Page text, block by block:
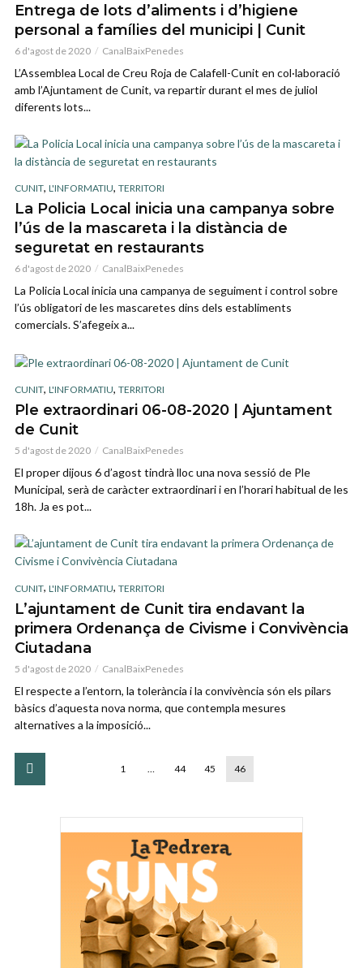
Entrega de lots d’aliments i d’higiene
personal a famílies del municipi | Cunit
6 d'agost de 2020 CanalBaixPenedes
L’Assemblea Local de Creu Roja de Calafell-Cunit en col·laboració
amb l’Ajuntament de Cunit, va repartir durant el mes de juliol
diferents lots...
CUNIT, L'INFORMATIU, TERRITORI
La Policia Local inicia una campanya sobre
l’ús de la mascareta i la distància de
seguretat en restaurants
6 d'agost de 2020 CanalBaixPenedes
La Policia Local inicia una campanya de seguiment i control sobre
l’ús obligatori de les mascaretes dins dels establiments
comercials. S’afegeix a...
CUNIT, L'INFORMATIU, TERRITORI
Ple extraordinari 06-08-2020 | Ajuntament
de Cunit
5 d'agost de 2020 CanalBaixPenedes
El proper dijous 6 d’agost tindrà lloc una nova sessió de Ple
Municipal, serà de caràcter extraordinari i en l’horari habitual de les
18h. Ja es pot...
CUNIT, L'INFORMATIU, TERRITORI
L’ajuntament de Cunit tira endavant la
primera Ordenança de Civisme i Convivència
Ciutadana
5 d'agost de 2020 CanalBaixPenedes
El respecte a l’entorn, la tolerància i la convivència són els pilars
bàsics d’aquesta nova norma, que contempla mesures
alternatives a la imposició...
1 … 44 45 46